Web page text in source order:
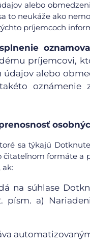
alebo
to neukáže ako
príjemcoch
príjemcovi,
údajov alebo
oznámenie
sa týkajú
čitateľnom formáte a
ak:
na súhlase
písm. a)